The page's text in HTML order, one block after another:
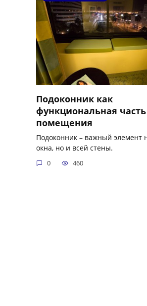
Подоконник как
функциональная
помещения
Подоконник – важный элемент
окна, но и всей стены.
0 460